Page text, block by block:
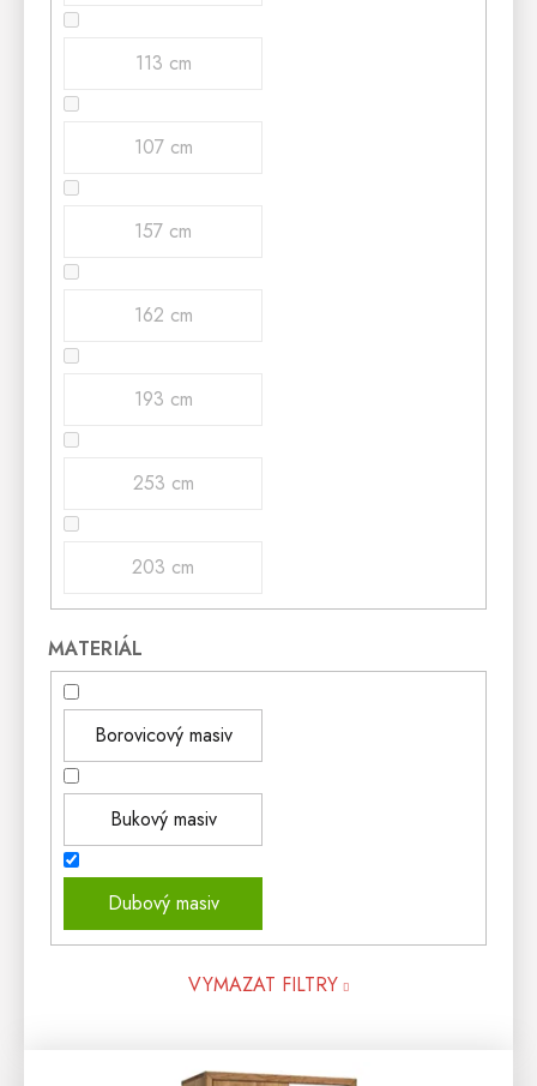
113 cm
107 cm
157 cm
162 cm
193 cm
253 cm
203 cm
MATERIÁL
Borovicový masiv
Bukový masiv
Dubový masiv
VYMAZAT FILTRY